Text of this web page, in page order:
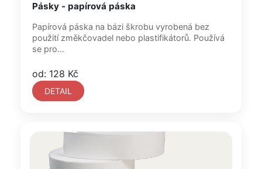
Pásky - papírová páska
Papírová páska na bázi škrobu vyrobená bez
použití změkčovadel nebo plastifikátorů. Používá
se pro...
od: 128 Kč
DETAIL